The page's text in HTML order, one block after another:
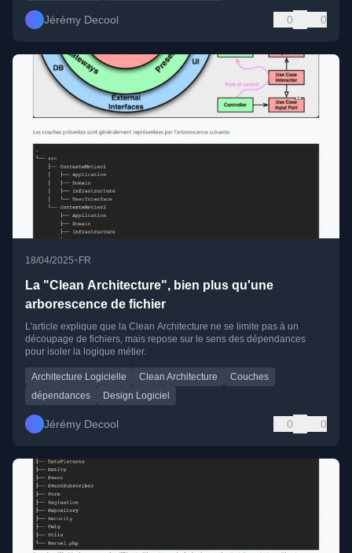
Jérémy Decool 0 0
18/04/2025• FR
La "Clean Architecture", bien plus qu'une
arborescence de fichier
L'article explique que la Clean Architecture ne se limite pas à un
découpage de fichiers, mais repose sur le sens des dépendances
pour isoler la logique métier.
Architecture Logicielle Clean Architecture
Couches
dépendances
Design Logiciel
Jérémy Decool 0 0